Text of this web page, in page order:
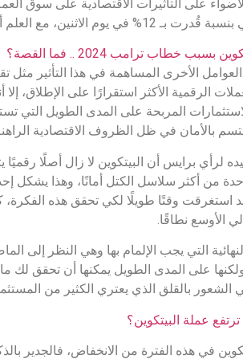
هذا أكبر انخفاض تعرض له منذ عام 1987.
بسبب خطاب ترامب 2024 .. فما القصة؟
الأخرى المساهمة في هذا التأثير
الرقمية الأكثر استقرارًا على الإطلاق،
المربحة على المدى الطويل التي
يتسم بالأمان في ظل الظروف الاقتصادية
لرأي برايس أن البيتكوين لا زال أصلًا رقميًا
من أكثر سلاسل الكتل أمانًا، وهذا يشكل
فقد استغرقت وقتًا طويلًا لكي تحقق هذه
الأوسع نطاقًا.
التي يجب الإلمام بها وهي النظر إلى
على المدى الطويل يمكنها أن تحقق لك
الشعور بالقلق الذي يعتري الكثير من
عملة البيتكوين؟
في هذه الفترة من الانخفاض، فالجدير